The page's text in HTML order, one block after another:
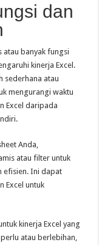
dan
atau banyak fungsi
kinerja Excel.
sederhana atau
mengurangi waktu
Excel daripada
Anda,
atau filter untuk
efisien. Ini dapat
Excel untuk
kinerja Excel yang
atau berlebihan,